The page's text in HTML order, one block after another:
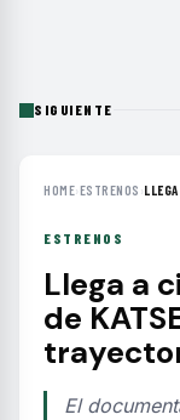
SIGUIENTE
HOME›ESTRENOS ›
ESTRENOS
Llega a
de
El